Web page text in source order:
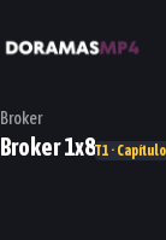
Broker
Broker 1x8T1 ·